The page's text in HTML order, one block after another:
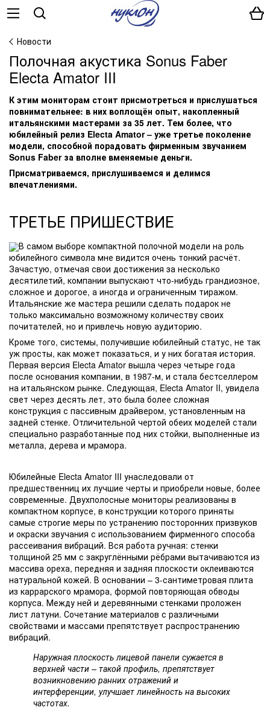
Новости
Полочная акустика Sonus Faber
Electa Amator III
К этим мониторам стоит присмотреться и прислушаться
повнимательнее: в них воплощён опыт, накопленный
итальянскими мастерами за 35 лет. Тем более, что
юбилейный релиз Electa Amator – уже третье поколение
модели, способной порадовать фирменным звучанием
Sonus Faber за вполне вменяемые деньги.
Присматриваемся, прислушиваемся и делимся
впечатлениями.
ТРЕТЬЕ ПРИШЕСТВИЕ
В самом выборе компактной полочной модели на роль
юбилейного символа мне видится очень тонкий расчёт.
Зачастую, отмечая свои достижения за несколько
десятилетий, компании выпускают что-нибудь грандиозное,
сложное и дорогое, а иногда и ограниченным тиражом.
Итальянские же мастера решили сделать подарок не
только максимально возможному количеству своих
почитателей, но и привлечь новую аудиторию.
Кроме того, системы, получившие юбилейный статус, не так
уж просты, как может показаться, и у них богатая история.
Первая версия Electa Amator вышла через четыре года
после основания компании, в 1987-м, и стала бестселлером
на итальянском рынке. Следующая, Electa Amator II, увидела
свет через десять лет, это была более сложная
конструкция с пассивным драйвером, установленным на
задней стенке. Отличительной чертой обеих моделей стали
специально разработанные под них стойки, выполненные из
металла, дерева и мрамора.
Юбилейные Electa Amator III унаследовали от
предшественниц их лучшие черты и приобрели новые, более
современные. Двухполосные мониторы реализованы в
компактном корпусе, в конструкции которого приняты
самые строгие меры по устранению посторонних призвуков
и окраски звучания с использованием фирменного способа
рассеивания вибраций. Вся работа ручная: стенки
толщиной 25 мм с закруглёнными рёбрами вытачиваются из
массива ореха, передняя и задняя плоскости оклеиваются
натуральной кожей. В основании – 3-сантиметровая плита
из каррарского мрамора, формой повторяющая обводы
корпуса. Между ней и деревянными стенками проложен
лист латуни. Сочетание материалов с различными
свойствами и массами препятствует распространению
вибраций.
Наружная плоскость лицевой панели сужается в
верхней части – такой профиль, препятствует
возникновению ранних отражений и
интерференции, улучшает линейность на высоких
частотах.